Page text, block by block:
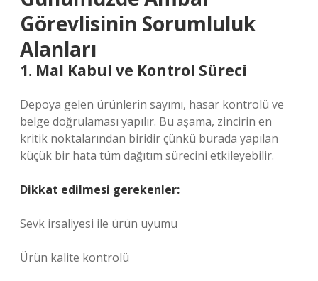
Görevlisinin Sorumluluk
Alanları
1. Mal Kabul ve Kontrol Süreci
Depoya gelen ürünlerin sayımı, hasar kontrolü ve
belge doğrulaması yapılır. Bu aşama, zincirin en
kritik noktalarından biridir çünkü burada yapılan
küçük bir hata tüm dağıtım sürecini etkileyebilir.
Dikkat edilmesi gerekenler:
Sevk irsaliyesi ile ürün uyumu
Ürün kalite kontrolü